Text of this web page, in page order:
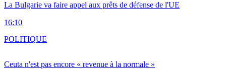
La Bulgarie va faire appel aux prêts de défense de l'UE
16:10
Ceuta n'est pas encore « revenue à la normale »
POLITIQUE